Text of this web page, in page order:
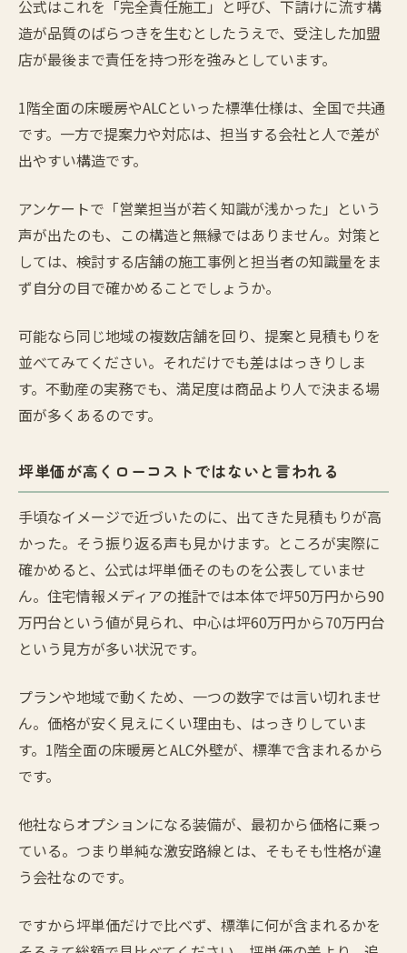
公式はこれを「完全責任施工」と呼び、下請けに流す構
造が品質のばらつきを生むとしたうえで、受注した加盟
店が最後まで責任を持つ形を強みとしています。
1階全面の床暖房やALCといった標準仕様は、全国で共通
です。一方で提案力や対応は、担当する会社と人で差が
出やすい構造です。
アンケートで「営業担当が若く知識が浅かった」という
声が出たのも、この構造と無縁ではありません。対策と
しては、検討する店舗の施工事例と担当者の知識量をま
ず自分の目で確かめることでしょうか。
可能なら同じ地域の複数店舗を回り、提案と見積もりを
並べてみてください。それだけでも差ははっきりしま
す。不動産の実務でも、満足度は商品より人で決まる場
面が多くあるのです。
坪単価が高くローコストではないと言われる
手頃なイメージで近づいたのに、出てきた見積もりが高
かった。そう振り返る声も見かけます。ところが実際に
確かめると、公式は坪単価そのものを公表していませ
ん。住宅情報メディアの推計では本体で坪50万円から90
万円台という値が見られ、中心は坪60万円から70万円台
という見方が多い状況です。
プランや地域で動くため、一つの数字では言い切れませ
ん。価格が安く見えにくい理由も、はっきりしていま
す。1階全面の床暖房とALC外壁が、標準で含まれるから
です。
他社ならオプションになる装備が、最初から価格に乗っ
ている。つまり単純な激安路線とは、そもそも性格が違
う会社なのです。
ですから坪単価だけで比べず、標準に何が含まれるかを